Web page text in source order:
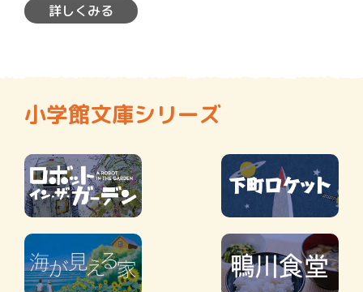
詳しくみる
小学館文庫シリーズ